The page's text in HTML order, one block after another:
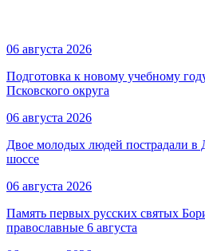
06 августа 2026
Подготовка к новому учебному
Псковского округа
06 августа 2026
Двое молодых людей пострадали в
шоссе
06 августа 2026
Память первых русских святых
православные 6 августа